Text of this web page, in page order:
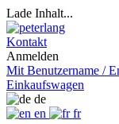
Lade Inhalt...
Kontakt
Anmelden
Mit Benutzername /
Einkaufswagen
de
en
fr